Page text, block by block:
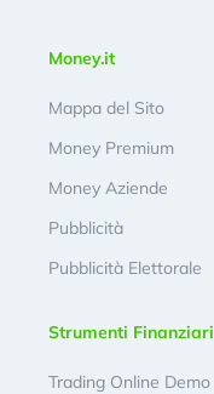
Money.it
Mappa del Sito
Money Premium
Money Aziende
Pubblicità
Pubblicità Elettorale
Strumenti Finanziari
Trading Online Demo